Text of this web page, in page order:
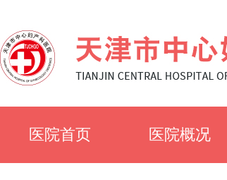
医院首页 医院概况